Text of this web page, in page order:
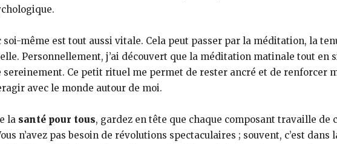
même est tout aussi vitale. Cela peut passer par la méditation, la
Personnellement, j’ai découvert que la méditation matinale tout en
Ce petit rituel me permet de rester ancré et de renforcer
avec le monde autour de moi.
la santé pour tous, gardez en tête que chaque composant travaille de
n’avez pas besoin de révolutions spectaculaires ; souvent, c’est dans